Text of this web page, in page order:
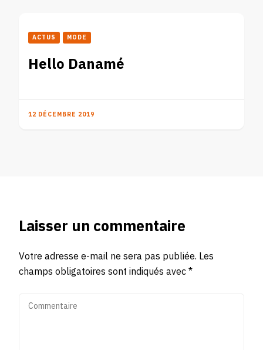
ACTUS MODE
Hello Danamé
12 DÉCEMBRE 2019
Laisser un commentaire
Votre adresse e-mail ne sera pas publiée. Les
champs obligatoires sont indiqués avec*